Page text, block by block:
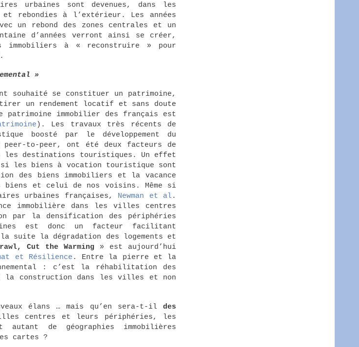
urbaines sont devenues, dans les
rebondies à l’extérieur. Les années
un rebond des zones centrales et un
d’années verront ainsi se créer,
immobiliers à « reconstruire » pour
»
souhaité se constituer un patrimoine,
un rendement locatif et sans doute
patrimoine immobilier des français est
). Les travaux très récents de
boosté par le développement du
to-peer, ont été deux facteurs de
les destinations touristiques. Un effet
si les biens à vocation touristique sont
des biens immobiliers et la vacance
biens et celui de nos voisins. Même si
urbaines françaises, Newman et al.
immobilière dans les villes centres
par la densification des périphéries
est donc un facteur facilitant
suite la dégradation des logements et
Cut the Warming » est aujourd’hui
et Résilience . Entre la pierre et la
: c’est la réhabilitation des
la construction dans les villes et non
élans … mais qu’en sera-t-il des
centres et leurs périphéries, les
de géographies immobilières
cartes ?